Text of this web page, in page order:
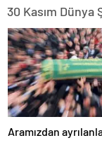
30 Kasım
Aramızdan